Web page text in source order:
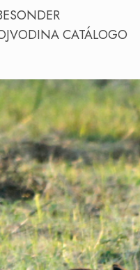
CATÁLOGO